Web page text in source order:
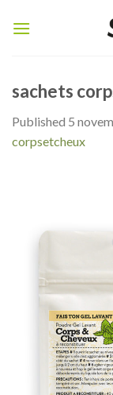
sachets
Published 5
corpsetcheux